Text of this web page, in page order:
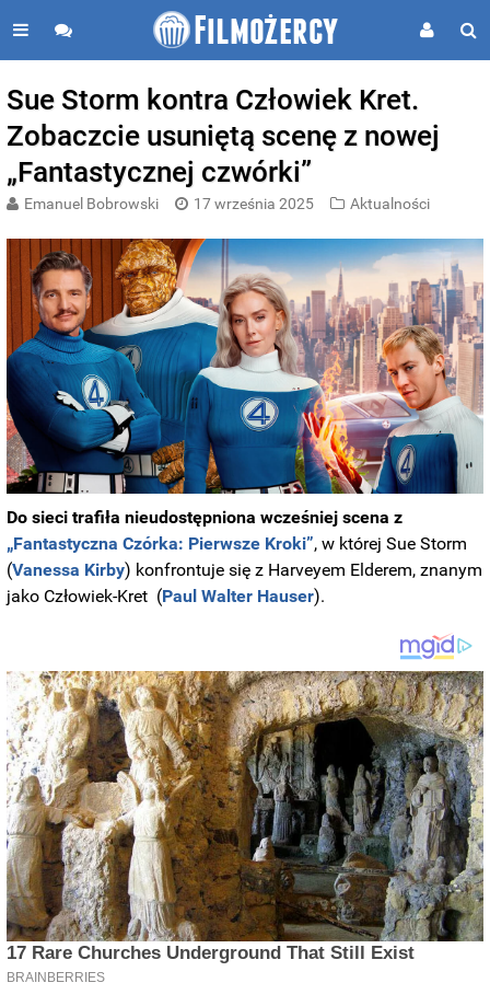
Sue Storm kontra Człowiek Kret.
Zobaczcie usuniętą scenę z nowej
„Fantastycznej czwórki”
Emanuel Bobrowski 17 września 2025 Aktualności
Do sieci trafiła nieudostępniona wcześniej scena z
„Fantastyczna Czórka: Pierwsze Kroki”, w której Sue Storm
(Vanessa Kirby) konfrontuje się z Harveyem Elderem, znanym
jako Człowiek-Kret (Paul Walter Hauser).